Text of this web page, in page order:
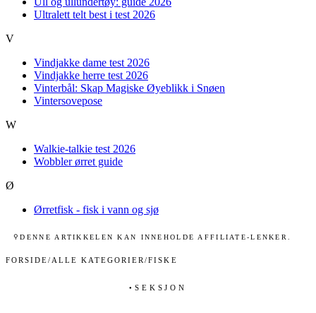
Ultralett telt best i test 2026
V
Vindjakke dame test 2026
Vindjakke herre test 2026
Vinterbål: Skap Magiske Øyeblikk i Snøen
Vintersovepose
W
Walkie-talkie test 2026
Wobbler ørret guide
Ø
Ørretfisk - fisk i vann og sjø
⚲DENNE ARTIKKELEN KAN INNEHOLDE AFFILIATE-LENKER.
FORSIDE/ ALLE KATEGORIER/FISKE
●SEKSJON